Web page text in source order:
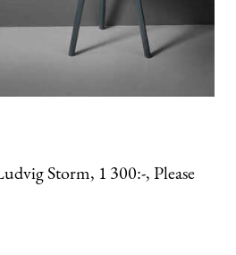
Storm, 1 300:-, Please